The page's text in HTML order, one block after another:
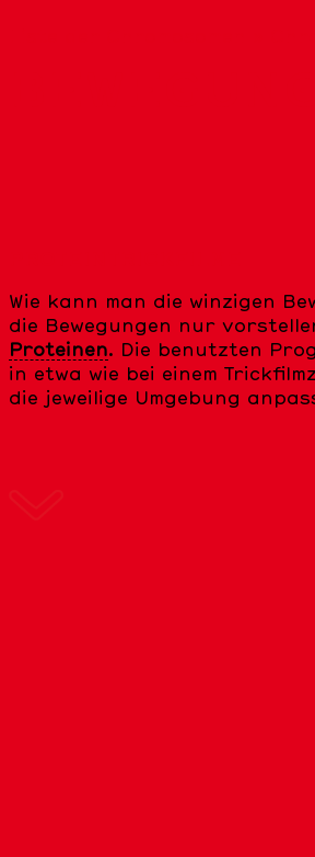
Wie kann man die winzigen
die Bewegungen nur
Proteinen. Die benutzten
in etwa wie bei einem
die jeweilige Umgebung